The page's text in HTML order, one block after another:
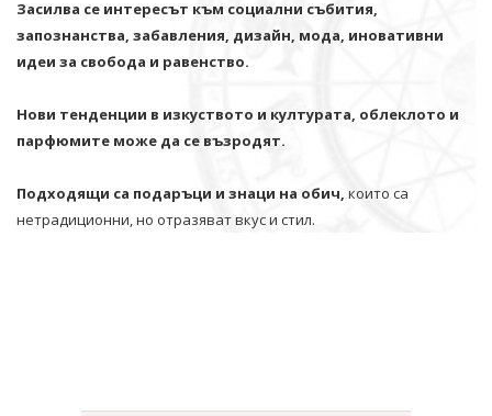
Засилва се интересът към социални събития,
запознанства, забавления, дизайн, мода, иновативни
идеи за свобода и равенство.
Нови тенденции в изкуството и културата, облеклото и
парфюмите може да се възродят.
Подходящи са подаръци и знаци на обич, които са
нетрадиционни, но отразяват вкус и стил.